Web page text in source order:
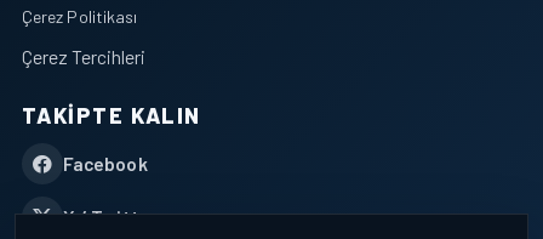
Çerez Politikası
Çerez Tercihleri
TAKIPTE KALIN
Facebook
X / Twitter